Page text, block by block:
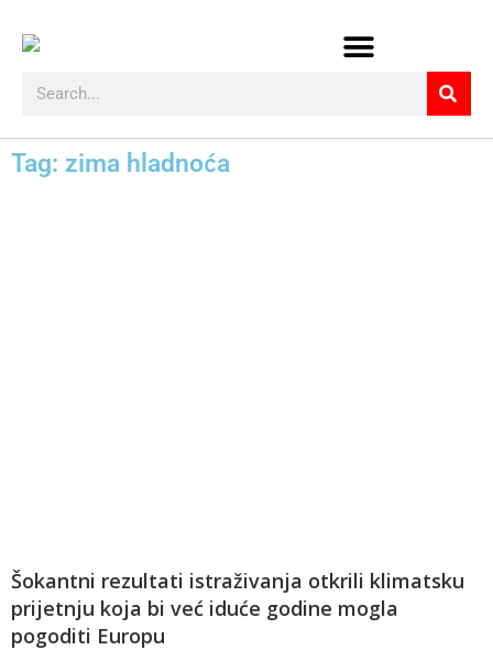
Tag: zima hladnoća
Šokantni rezultati istraživanja otkrili klimatsku
prijetnju koja bi već iduće godine mogla
pogoditi Europu